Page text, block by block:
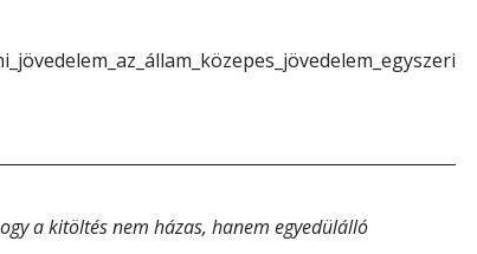
a kitöltés nem házas, hanem egyedülálló